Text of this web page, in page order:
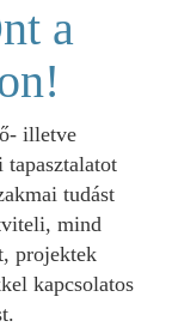
a
illetve
tudást
mind
projektek
kapcsolatos